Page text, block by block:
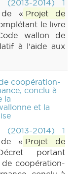
2014) 1
de « Projet de
le livre
wallon de
à l'aide aux
coopération-
conclu à
la
et la
2014) 1
de « Projet de
portant
coopération-